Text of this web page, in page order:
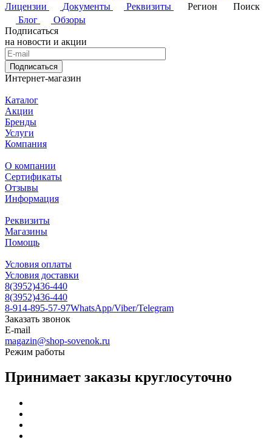
Лицензии
Документы Реквизиты Регион
Поиск
Блог
Обзоры
Подписаться
на новости и акции
Подписаться
Интернет-магазин
Каталог
Акции
Бренды
Услуги
Компания
О компании
Сертификаты
Отзывы
Информация
Реквизиты
Магазины
Помощь
Условия оплаты
Условия доставки
8(3952)436-440
8(3952)436-440
8-914-895-57-97WhatsApp/Viber/Telegram
Заказать звонок
E-mail
magazin@shop-sovenok.ru
Режим работы
Принимает заказы круглосуточно